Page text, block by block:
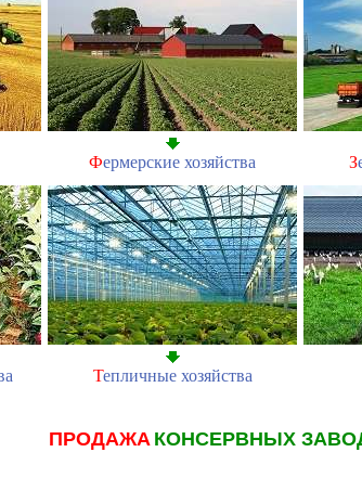
Фермерские хозяйства З
Тепличные хозяйства
ПРОДАЖА КОНСЕРВНЫХ